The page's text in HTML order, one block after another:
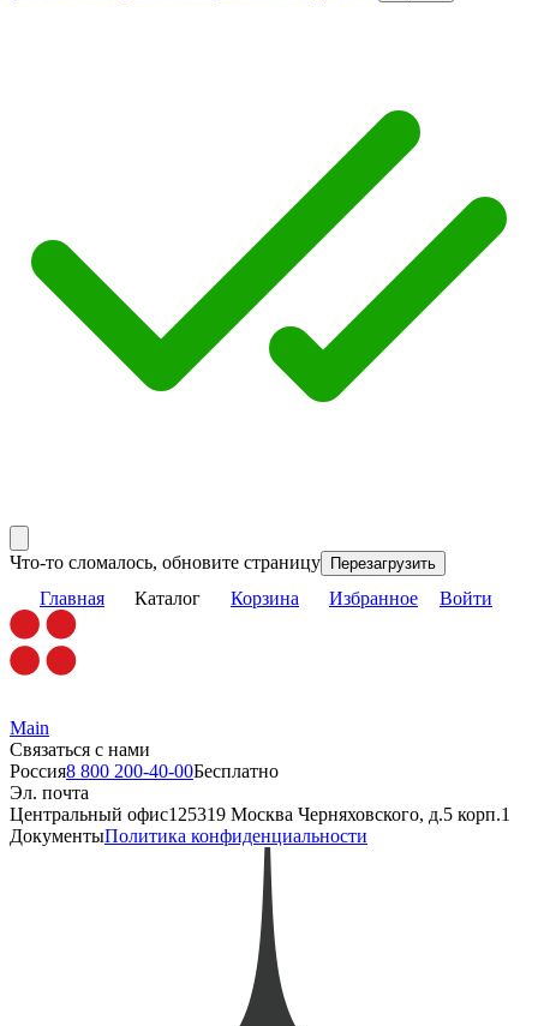
Что-то сломалось, обновите страницу Перезагрузить
Главная Каталог Корзина Избранное Войти
Main
Связаться с нами
Россия8 800 200-40-00Бесплатно
Эл. почта
Центральный офис125319 Москва Черняховского, д.5 корп.1
ДокументыПолитика конфиденциальности